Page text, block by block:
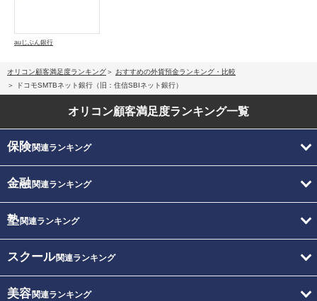
auじぶん銀行
オリコン顧客満足度ランキング
おすすめの外貨預金ランキング・比較
ドコモSMTBネット銀行（旧：住信SBIネット銀行）
オリコン顧客満足度ランキング一覧
保険関連ランキング
金融関連ランキング
塾関連ランキング
スクール関連ランキング
美容関連ランキング